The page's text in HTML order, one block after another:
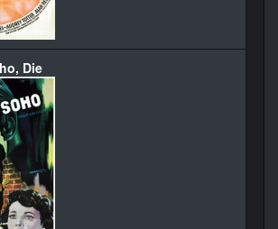
Die